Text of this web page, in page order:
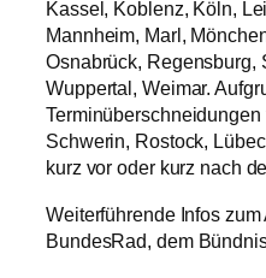
Flörsheim, Frankfurt a.
Kassel, Koblenz, Köln,
Mannheim, Marl,
Osnabrück, Regensburg,
Wuppertal, Weimar.
Schwerin, Rostock,
Weiterführende Infos